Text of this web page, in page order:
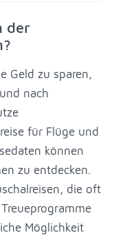
der
Geld zu sparen,
nach
für Flüge und
können
zu entdecken.
die oft
Möglichkeit